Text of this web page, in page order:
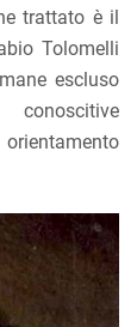
trattato è il
Tolomelli
escluso